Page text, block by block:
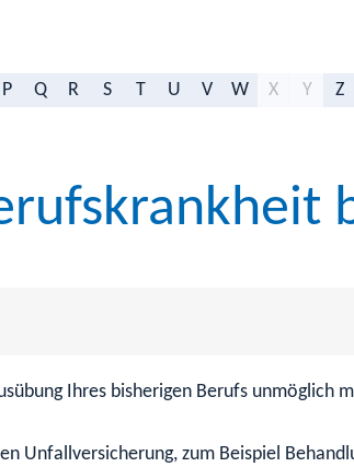
P Q R S T U V W X Y Z
Ihres bisherigen Berufs unmöglich
Unfallversicherung, zum Beispiel